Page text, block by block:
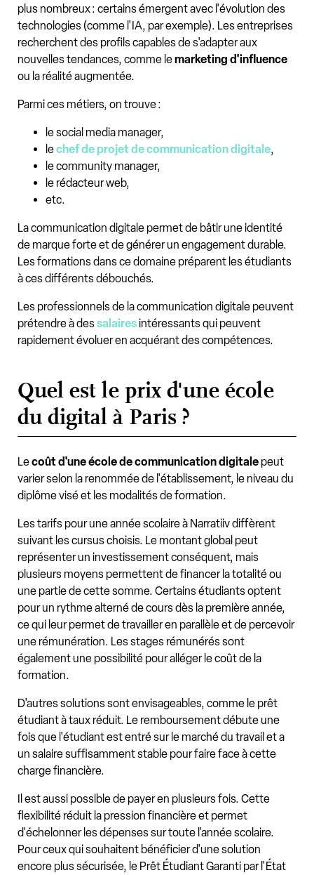
plus nombreux : certains émergent avec l'évolution des
technologies (comme l'IA, par exemple). Les entreprises
recherchent des profils capables de s'adapter aux
nouvelles tendances, comme lemarketing d'influence
ou la réalité augmentée.
Parmi ces métiers, on trouve :
le social media manager,
lechef de projet de communication digitale,
le community manager,
le rédacteur web,
etc.
La communication digitale permet de bâtir une identité
de marque forte et de générer un engagement durable.
Les formations dans ce domaine préparent les étudiants
à ces différents débouchés.
Les professionnels de la communication digitale peuvent
prétendre à dessalaires intéressants qui peuvent
rapidement évoluer en acquérant des compétences.
Quel est le prix d'une école
du digital à Paris ?
Lecoût d'une école de communication digitale peut
varier selon la renommée de l'établissement, le niveau du
diplôme visé et les modalités de formation.
Les tarifs pour une année scolaire à Narratiiv diffèrent
suivant les cursus choisis. Le montant global peut
représenter un investissement conséquent, mais
plusieurs moyens permettent de financer la totalité ou
une partie de cette somme. Certains étudiants optent
pour un rythme alterné de cours dès la première année,
ce qui leur permet de travailler en parallèle et de percevoir
une rémunération. Les stages rémunérés sont
également une possibilité pour alléger le coût de la
formation.
D'autres solutions sont envisageables, comme le prêt
étudiant à taux réduit. Le remboursement débute une
fois que l'étudiant est entré sur le marché du travail et a
un salaire suffisamment stable pour faire face à cette
charge financière.
Il est aussi possible de payer en plusieurs fois. Cette
flexibilité réduit la pression financière et permet
d'échelonner les dépenses sur toute l'année scolaire.
Pour ceux qui souhaitent bénéficier d'une solution
encore plus sécurisée, le Prêt Étudiant Garanti par l'État